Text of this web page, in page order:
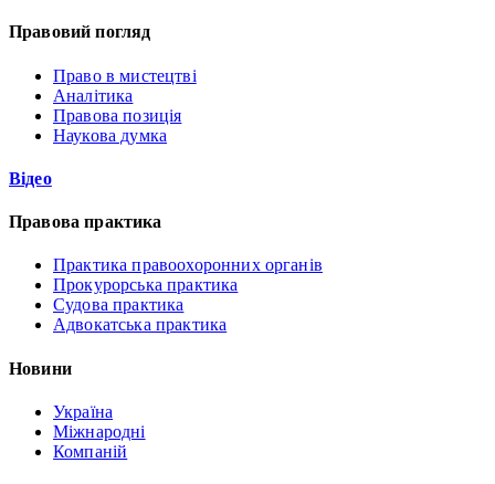
Правовий погляд
Право в мистецтві
Аналітика
Правова позиція
Наукова думка
Відео
Правова практика
Практика правоохоронних органів
Прокурорська практика
Судова практика
Адвокатська практика
Новини
Україна
Міжнародні
Компаній